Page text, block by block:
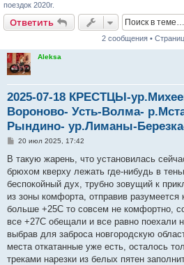
поездок 2020г.
Ответить
2 сообщения •
Aleksa
2025-07-18 КРЕСТЦЫ-
Вороново- Усть-Волма-
Рындино- ур.Лиманы-
С
о
щ
е
и
е
20 июл 2025, 17:42
В такую жарень, что установилась
брюхом кверху лежать где-нибудь в
беспокойный дух, трубно зовущий к
из зоны комфорта, отправив разумеется
больше +25С то совсем не комфортно,
все +27С обещали и все равно поехали
выбрав для заброса новгородскую
места откатанные уже есть, осталось
треками нарезки из белых пятен